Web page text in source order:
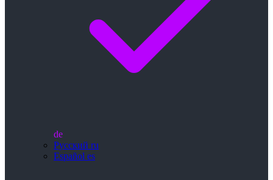
de
Русский ru
Español es